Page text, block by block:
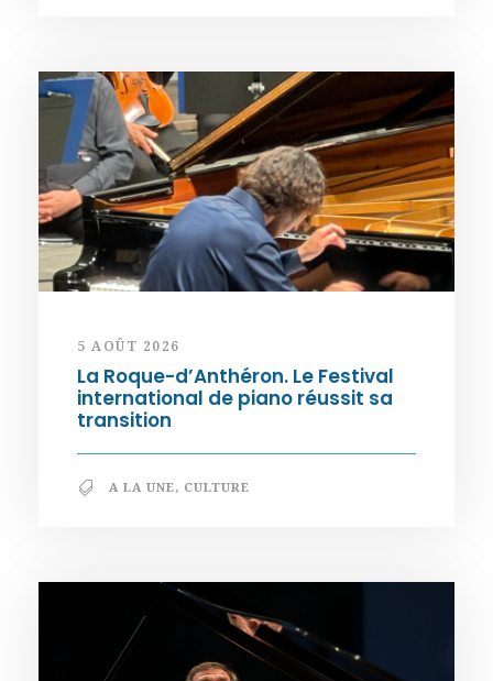
5 AOÛT 2026
La Roque-d’Anthéron. Le Festival
international de piano réussit sa
transition
A LA UNE, CULTURE